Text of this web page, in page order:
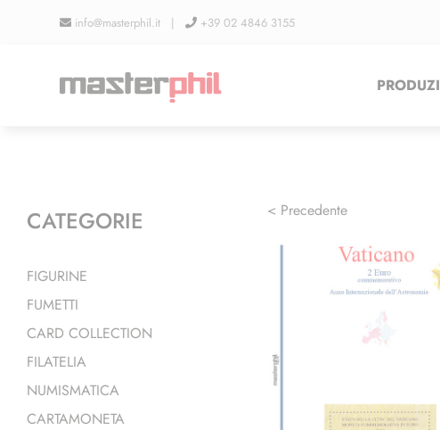
info@masterphil.it | +39 02 4846 3155
< Precedente
CATEGORIE
FIGURINE
FUMETTI
CARD COLLECTION
FILATELIA
NUMISMATICA
CARTAMONETA